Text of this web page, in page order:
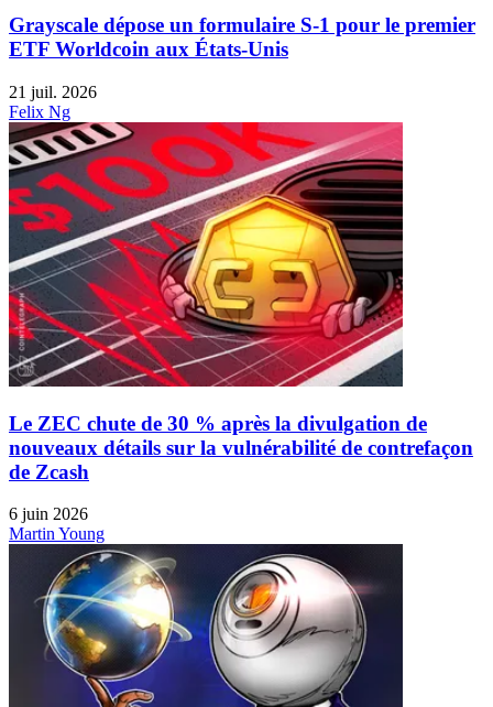
Grayscale dépose un formulaire S-1 pour le premier
ETF Worldcoin aux États-Unis
21 juil. 2026
Felix Ng
Le ZEC chute de 30 % après la divulgation de
nouveaux détails sur la vulnérabilité de contrefaçon
de Zcash
6 juin 2026
Martin Young